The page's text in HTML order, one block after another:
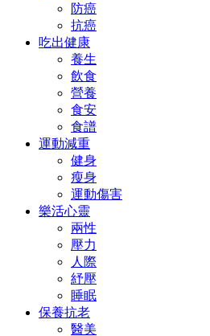
防癌
抗癌
吃出健康
養生
飲食
營養
食安
食譜
運動減重
健身
瘦身
運動傷害
樂活心靈
兩性
壓力
人際
紓壓
睡眠
保養抗老
醫美